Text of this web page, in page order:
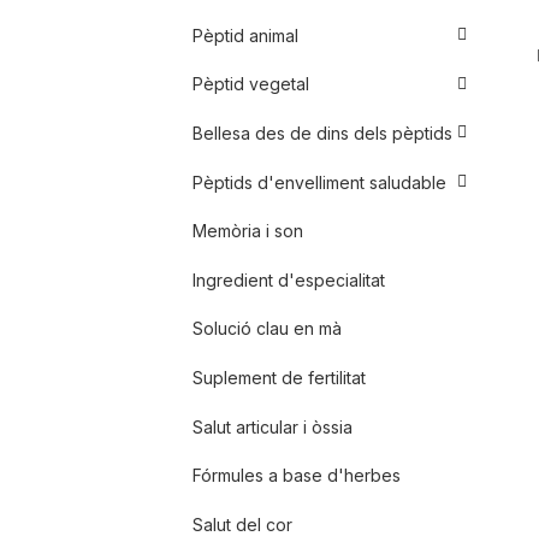
Pèptid animal
Pèptid vegetal
Bellesa des de dins dels pèptids
Pèptids d'envelliment saludable
Memòria i son
Ingredient d'especialitat
Solució clau en mà
Suplement de fertilitat
Salut articular i òssia
Fórmules a base d'herbes
Salut del cor